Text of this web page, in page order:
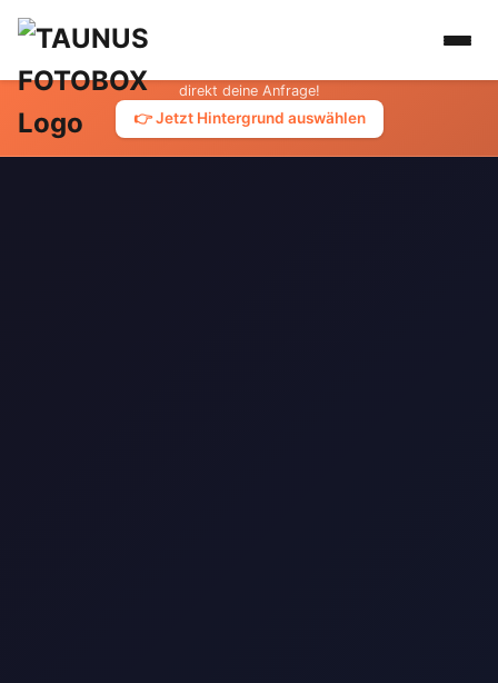
📸 Möchtest du deinen Fotohintergrund für dein Event
Wähle deinen Wunschhintergrund aus unserer Galerie und sende uns
direkt deine Anfrage!
👉 Jetzt Hintergrund auswählen